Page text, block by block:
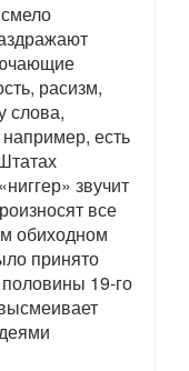
расизм,
слова,
есть
звучит
все
обиходном
принято
19-го